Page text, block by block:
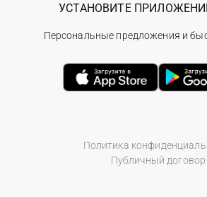
Политика
Публичный договор
УСТАНОВИТЕ ПРИЛОЖЕНИЕ
Персональные предложения и